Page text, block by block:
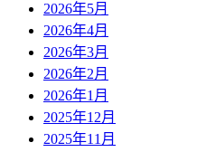
2026年5月
2026年4月
2026年3月
2026年2月
2026年1月
2025年12月
2025年11月